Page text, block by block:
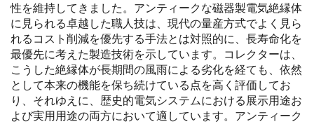
性を維持してきました。アンティークな磁器製電気絶縁体
に見られる卓越した職人技は、現代の量産方式でよく見ら
れるコスト削減を優先する手法とは対照的に、長寿命化を
最優先に考えた製造技術を示しています。コレクターは、
こうした絶縁体が長期間の風雨による劣化を経ても、依然
として本来の機能を保ち続けている点を高く評価してお
り、それゆえに、歴史的電気システムにおける展示用途お
よび実用用途の両方において適しています。アンティーク